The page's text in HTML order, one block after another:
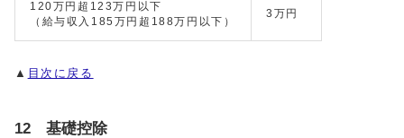
120万円超123万円以下
（給与収入185万円超188万円以下）
3万円
▲ 目次に戻る
12 基礎控除